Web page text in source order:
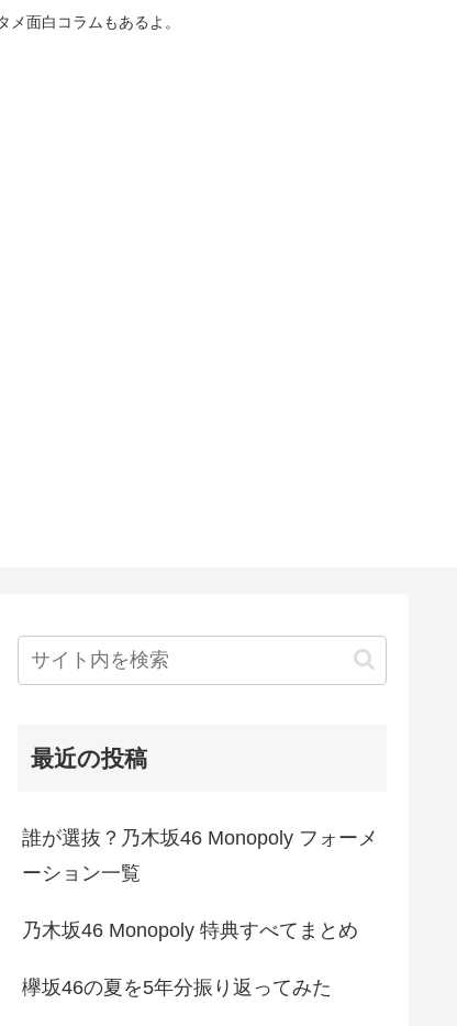
面白コラムもあるよ。
最近の投稿
誰が選抜？乃木坂46 Monopoly フォーメ
ーション一覧
乃木坂46 Monopoly 特典すべてまとめ
欅坂46の夏を5年分振り返ってみた